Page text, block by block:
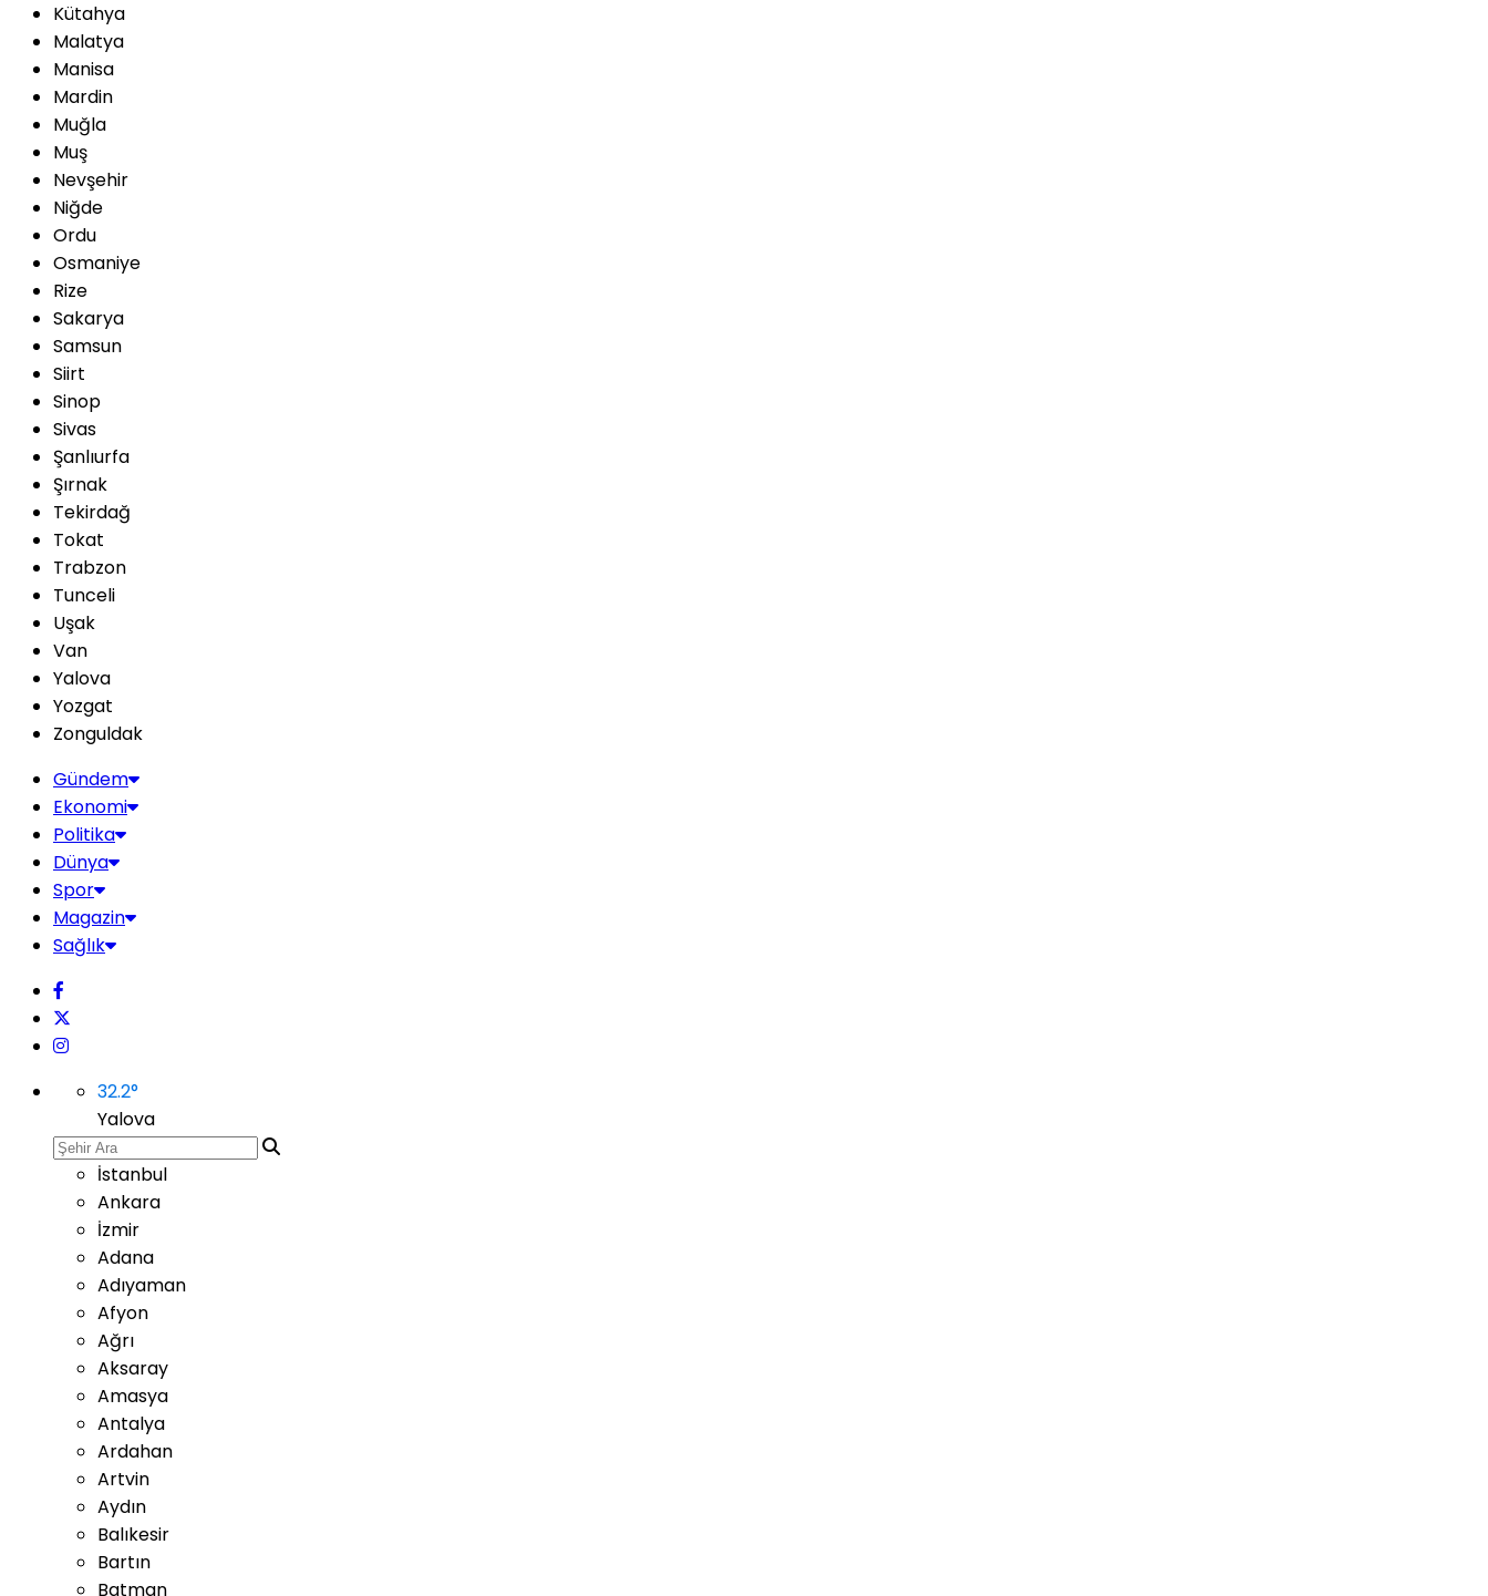
Kütahya
Malatya
Manisa
Mardin
Muğla
Muş
Nevşehir
Niğde
Ordu
Osmaniye
Rize
Sakarya
Samsun
Siirt
Sinop
Sivas
Şanlıurfa
Şırnak
Tekirdağ
Tokat
Trabzon
Tunceli
Uşak
Van
Yalova
Yozgat
Zonguldak
Gündem
Ekonomi
Politika
Dünya
Spor
Magazin
Sağlık
32.2°
Yalova
İstanbul
Ankara
İzmir
Adana
Adıyaman
Afyon
Ağrı
Aksaray
Amasya
Antalya
Ardahan
Artvin
Aydın
Balıkesir
Bartın
Batman